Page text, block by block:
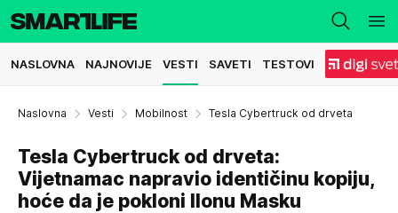
NASLOVNA NAJNOVIJE VESTI SAVETI TESTOVI
Naslovna Vesti Mobilnost Tesla Cybertruck od drveta
Tesla Cybertruck od drveta:
Vijetnamac napravio identičinu kopiju,
hoće da je pokloni Ilonu Masku